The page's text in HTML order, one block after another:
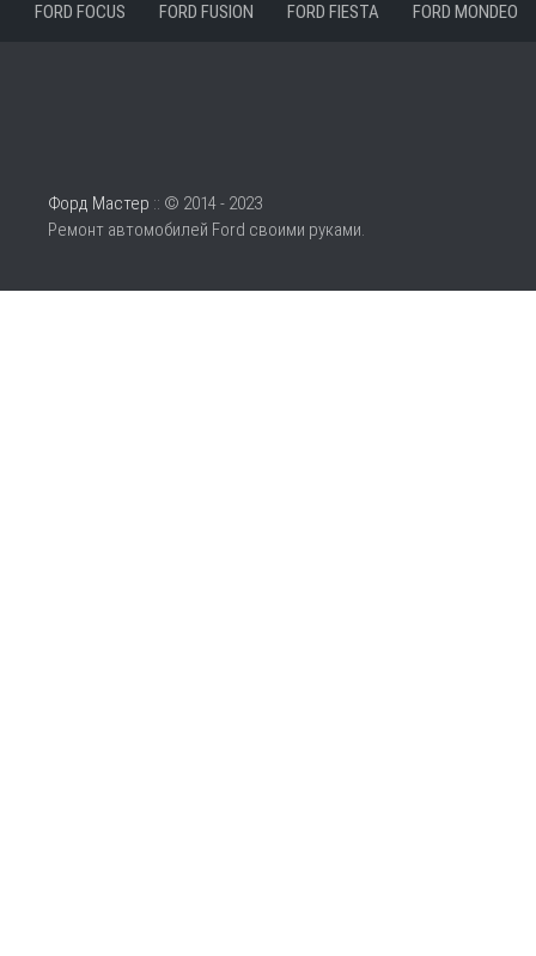
FORD FOCUS FORD FUSION FORD FIESTA FORD MONDEO
Форд Мастер :: © 2014 - 2023
Ремонт автомобилей Ford своими руками.